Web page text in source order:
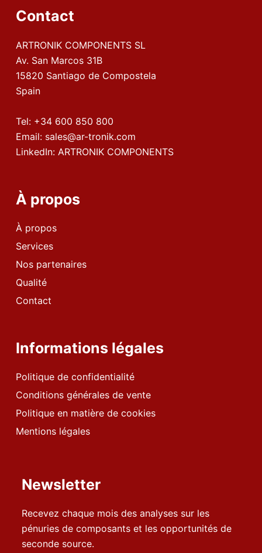
Contact
ARTRONIK COMPONENTS SL
Av. San Marcos 31B
15820 Santiago de Compostela
Spain
Tel: +34 600 850 800
Email: sales@ar-tronik.com
LinkedIn: ARTRONIK COMPONENTS
À propos
À propos
Services
Nos partenaires
Qualité
Contact
Informations légales
Politique de confidentialité
Conditions générales de vente
Politique en matière de cookies
Mentions légales
Newsletter
Recevez chaque mois des analyses sur les
pénuries de composants et les opportunités de
seconde source.